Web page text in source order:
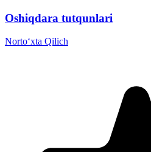
Oshiqdara tutqunlari
Norto‘xta Qilich